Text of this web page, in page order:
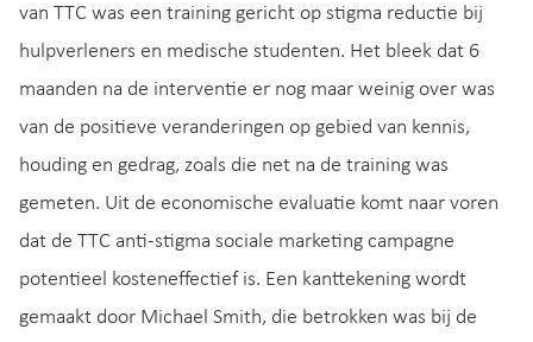
van TTC was een training gericht op stigma reductie bij
hulpverleners en medische studenten. Het bleek dat 6
maanden na de interventie er nog maar weinig over was
van de positieve veranderingen op gebied van kennis,
houding en gedrag, zoals die net na de training was
gemeten. Uit de economische evaluatie komt naar voren
dat de TTC anti-stigma sociale marketing campagne
potentieel kosteneffectief is. Een kanttekening wordt
gemaakt door Michael Smith, die betrokken was bij de